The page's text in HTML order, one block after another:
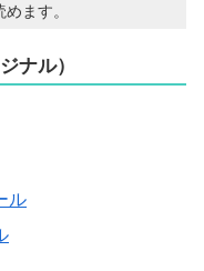
めます。
ナル）
ル